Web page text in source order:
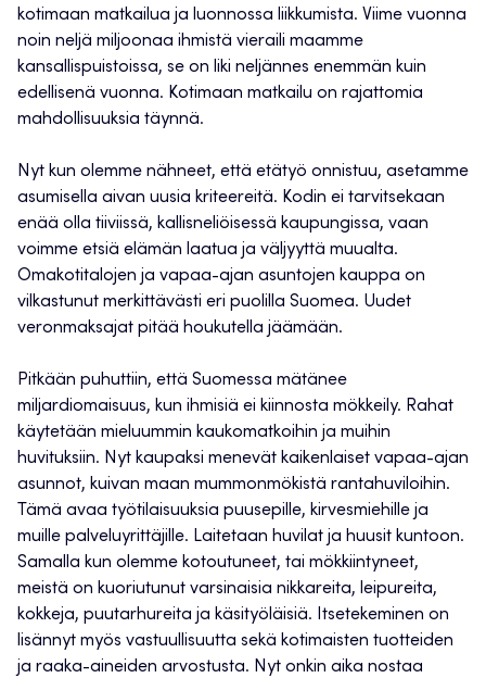
kotimaan matkailua ja luonnossa liikkumista. Viime vuonna
noin neljä miljoonaa ihmistä vieraili maamme
kansallispuistoissa, se on liki neljännes enemmän kuin
edellisenä vuonna. Kotimaan matkailu on rajattomia
mahdollisuuksia täynnä.
Nyt kun olemme nähneet, että etätyö onnistuu, asetamme
asumisella aivan uusia kriteereitä. Kodin ei tarvitsekaan
enää olla tiiviissä, kallisneliöisessä kaupungissa, vaan
voimme etsiä elämän laatua ja väljyyttä muualta.
Omakotitalojen ja vapaa-ajan asuntojen kauppa on
vilkastunut merkittävästi eri puolilla Suomea. Uudet
veronmaksajat pitää houkutella jäämään.
Pitkään puhuttiin, että Suomessa mätänee
miljardiomaisuus, kun ihmisiä ei kiinnosta mökkeily. Rahat
käytetään mieluummin kaukomatkoihin ja muihin
huvituksiin. Nyt kaupaksi menevät kaikenlaiset vapaa-ajan
asunnot, kuivan maan mummonmökistä rantahuviloihin.
Tämä avaa työtilaisuuksia puusepille, kirvesmiehille ja
muille palveluyrittäjille. Laitetaan huvilat ja huusit kuntoon.
Samalla kun olemme kotoutuneet, tai mökkiintyneet,
meistä on kuoriutunut varsinaisia nikkareita, leipureita,
kokkeja, puutarhureita ja käsityöläisiä. Itsetekeminen on
lisännyt myös vastuullisuutta sekä kotimaisten tuotteiden
ja raaka-aineiden arvostusta. Nyt onkin aika nostaa